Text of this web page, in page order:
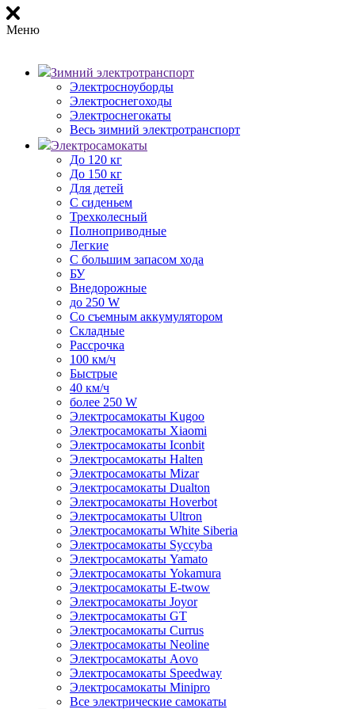
Меню
Зимний электротранспорт
Электросноуборды
Электроснегоходы
Электроснегокаты
Весь зимний электротранспорт
Электросамокаты
До 120 кг
До 150 кг
Для детей
С сиденьем
Трехколесный
Полноприводные
Легкие
С большим запасом хода
БУ
Внедорожные
до 250 W
Со съемным аккумулятором
Складные
Рассрочка
100 км/ч
Быстрые
40 км/ч
более 250 W
Электросамокаты Kugoo
Электросамокаты Xiaomi
Электросамокаты Iconbit
Электросамокаты Halten
Электросамокаты Mizar
Электросамокаты Dualton
Электросамокаты Hoverbot
Электросамокаты Ultron
Электросамокаты White Siberia
Электросамокаты Syccyba
Электросамокаты Yamato
Электросамокаты Yokamura
Электросамокаты E-twow
Электросамокаты Joyor
Электросамокаты GT
Электросамокаты Currus
Электросамокаты Neoline
Электросамокаты Aovo
Электросамокаты Speedway
Электросамокаты Minipro
Все электрические самокаты